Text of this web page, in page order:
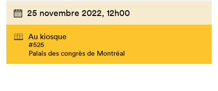
25 novembre 2022, 12h00
Au kiosque
#525
Palais des congrès de Montréal